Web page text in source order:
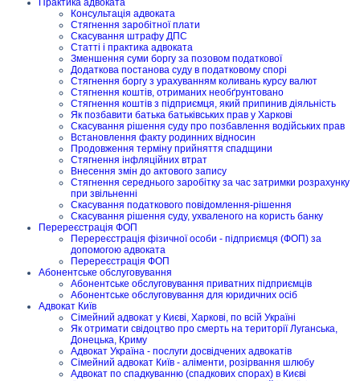
Практика адвоката
Консультація адвоката
Стягнення заробітної плати
Скасування штрафу ДПС
Статті і практика адвоката
Зменшення суми боргу за позовом податкової
Додаткова постанова суду в податковому спорі
Стягнення боргу з урахуванням коливань курсу валют
Стягнення коштів, отриманих необґрунтовано
Стягнення коштів з підприємця, який припинив діяльність
Як позбавити батька батьківських прав у Харкові
Скасування рішення суду про позбавлення водійських прав
Встановлення факту родинних відносин
Продовження терміну прийняття спадщини
Стягнення інфляційних втрат
Внесення змін до актового запису
Стягнення середнього заробітку за час затримки розрахунку
при звільненні
Скасування податкового повідомлення-рішення
Скасування рішення суду, ухваленого на користь банку
Перереєстрація ФОП
Перереєстрація фізичної особи - підприємця (ФОП) за
допомогою адвоката
Перереєстрація ФОП
Абонентське обслуговування
Абонентське обслуговування приватних підприємців
Абонентське обслуговування для юридичних осіб
Адвокат Київ
Сімейний адвокат у Києві, Харкові, по всій Україні
Як отримати свідоцтво про смерть на території Луганська,
Донецька, Криму
Адвокат Україна - послуги досвідчених адвокатів
Сімейний адвокат Київ - аліменти, розірвання шлюбу
Адвокат по спадкуванню (спадкових спорах) в Києві